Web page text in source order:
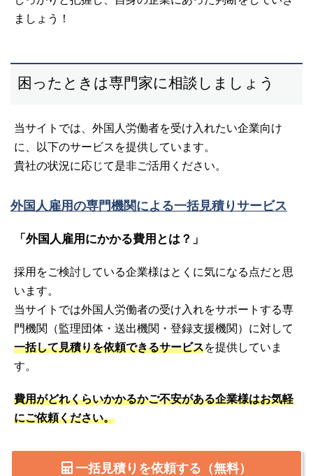
ましょう！
困ったときは専門家に相談しましょう
当サイトでは、外国人労働者を受け入れたい企業向け
に、以下のサービスを提供しています。
貴社の状況に応じて是非ご活用ください。
外国人雇用の専門機関による一括見積りサービス
「外国人雇用にかかる費用とは？」
採用をご検討している企業様はとくに気になる点だと思
います。
当サイトでは外国人労働者の受け入れをサポートする専
門機関（監理団体・送出機関・登録支援機関）に対して
一括して見積りを依頼できるサービスを提供していま
す。
費用がどれくらいかかるかご不安がある企業様はお気軽
にご依頼ください。
一括見積りを依頼する（無料）